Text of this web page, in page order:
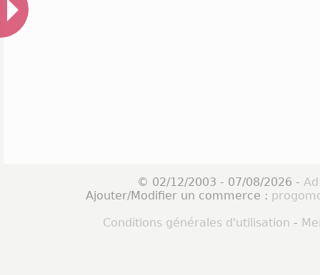
© 02/12/2003 - 07/08/2026 -
Ajouter/Modifier un commerce :
Conditions générales d'utilisation -